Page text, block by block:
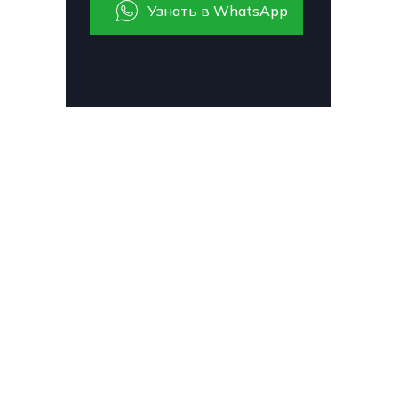
Узнать в WhatsApp